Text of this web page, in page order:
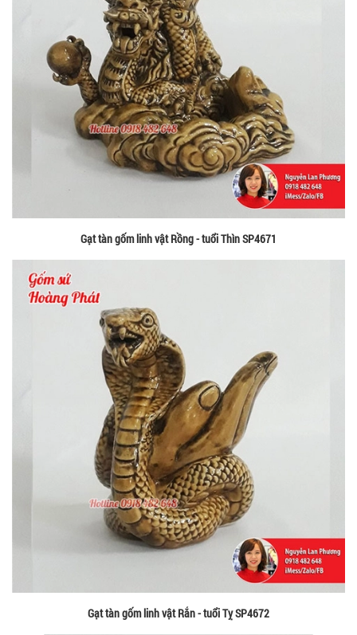
Gạt tàn gốm linh vật Rồng - tuổi Thìn SP4671
Gạt tàn gốm linh vật Rắn - tuổi Tỵ SP4672